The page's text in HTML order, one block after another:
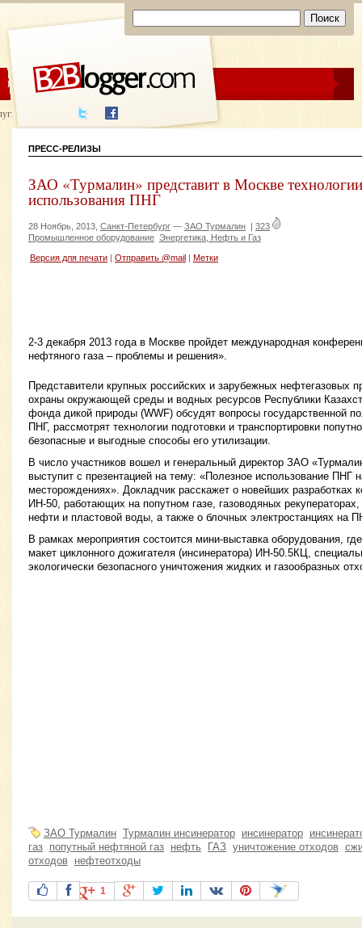
ЦЕНЫ ПОМОЩЬ
написания
ПРЕСС-РЕЛИЗЫ
ЗАО «Турмалин» представит в Москве
использования ПНГ
28 Ноябрь, 2013, Санкт-Петербург — ЗАО Турмалин | 323
Промышленное оборудование Энергетика, Нефть и Газ
Версия для печати Отправить @mail Метки
2-3 декабря 2013 года в Москве пройдет международная
нефтяного газа – проблемы и решения».
Представители крупных российских и зарубежных нефтегазовых
охраны окружающей среды и водных ресурсов Республики
фонда дикой природы (WWF) обсудят вопросы государственной
ПНГ, рассмотрят технологии подготовки и транспортировки
безопасные и выгодные способы его утилизации.
В число участников вошел и генеральный директор ЗАО
выступит с презентацией на тему: «Полезное использование ПНГ
месторождениях». Докладчик расскажет о новейших разработках
ИН-50, работающих на попутном газе, газоводяных
нефти и пластовой воды, а также о блочных электростанциях на
В рамках мероприятия состоится мини-выставка оборудования,
макет циклонного дожигателя (инсинератора) ИН-50.5КЦ,
экологически безопасного уничтожения жидких и газообразных
ЗАО Турмалин Турмалин инсинератор инсинератор
газ попутный нефтяной газ нефть ГАЗ уничтожение отходов
отходов нефтеотходы
1